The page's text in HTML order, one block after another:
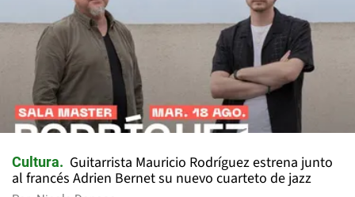
Cultura
Guitarrista Mauricio Rodríguez estrena junto
al francés Adrien Bernet su nuevo cuarteto de jazz